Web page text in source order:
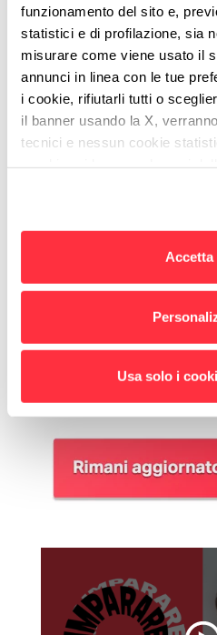
funzionamento del sito e,
statistici e di profilazione, sia
misurare come viene usato il
annunci in linea con le tue
i cookie, rifiutarli tutti o
il banner usando la X,
tecnici e nessun cookie
Accetta
Usa solo i
Scopri tutte le 25
1. Veloce è bene2.
3. Provaci4.
Tagliare con
pigrizia7.Wow8.
Carta e penna
Soluzioni21.
abbastanza23.
ad imparare25.